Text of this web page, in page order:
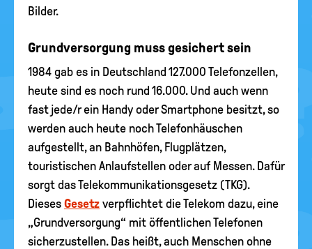
Bilder.
Grundversorgung muss gesichert sein
1984 gab es in Deutschland 127.000 Telefonzellen,
heute sind es noch rund 16.000. Und auch wenn
fast jede/r ein Handy oder Smartphone besitzt, so
werden auch heute noch Telefonhäuschen
aufgestellt, an Bahnhöfen, Flugplätzen,
touristischen Anlaufstellen oder auf Messen. Dafür
sorgt das Telekommunikationsgesetz (TKG).
Dieses Gesetz verpflichtet die Telekom dazu, eine
„Grundversorgung“ mit öffentlichen Telefonen
sicherzustellen. Das heißt, auch Menschen ohne